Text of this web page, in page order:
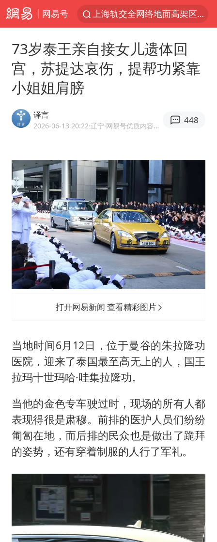
网易号
上海轨交全网络地面高架区段限速运行
拜登前列腺癌恶化
上海暴雨红色预警
伯克希尔净买入约200亿美元股票
武契奇会见泽连斯基有何意图
上海大部迎大暴雨
白海豚5次眼壁置换
浙江海域将现5到8米巨浪到狂浪
曝美下令调查弹药库存信息遭泄露事件
日本连续发生两次地震
方桃子代言广告视频已下架
73岁泰王亲自接女儿遗体回
宫，苏提达哀伤，提帮功紧靠
小姐姐肩膀
译言
2026-06-13 20:22·辽宁 ·网易号优质内容创作者
448
打开网易新闻 查看精彩图片
当地时间6月12日，位于曼谷的朱拉隆功
医院，迎来了泰国最至高无上的人，国王
拉玛十世玛哈·哇集拉隆功。
当他的金色专车驶过时，现场的所有人都
表现得很是肃穆。前排的医护人员们纷纷
匍匐在地，而后排的民众也是做出了跪拜
的姿势，还有穿着制服的人行了军礼。